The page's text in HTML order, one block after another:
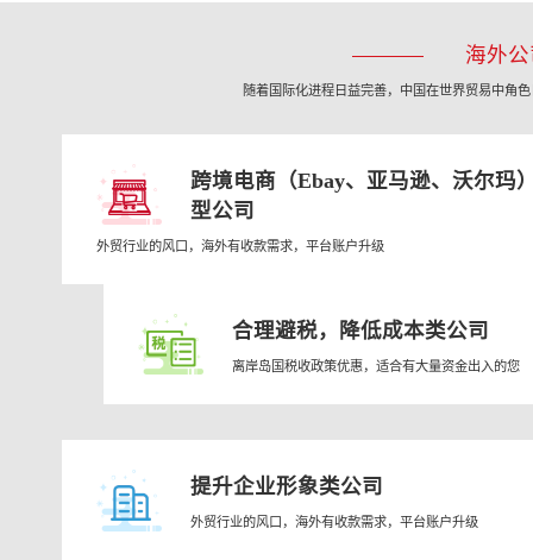
海外
随着国际化进程日益完善，中国在世界贸易中角
跨境电商（Ebay、亚马逊、沃尔玛
型公司
外贸行业的风口，海外有收款需求，平台账户升级
合理避税，降低成本类公司
离岸岛国税收政策优惠，适合有大量资金出入的您
提升企业形象类公司
外贸行业的风口，海外有收款需求，平台账户升级